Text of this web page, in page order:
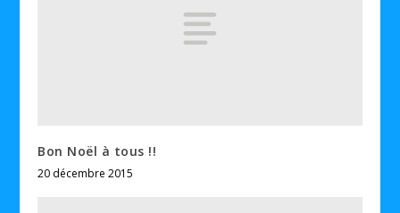
Bon Noël à tous !!
20 décembre 2015